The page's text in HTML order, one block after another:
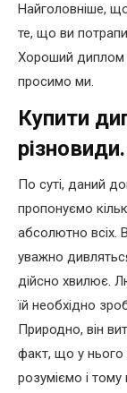
Найголовніше,
те, що ви
Хороший диплом
просимо ми.
Купити
різновиди.
По суті, даний
пропонуємо
абсолютно всіх.
уважно
дійсно хвилює.
їй необхідно
Природно, він
факт, що у нього
розуміємо і